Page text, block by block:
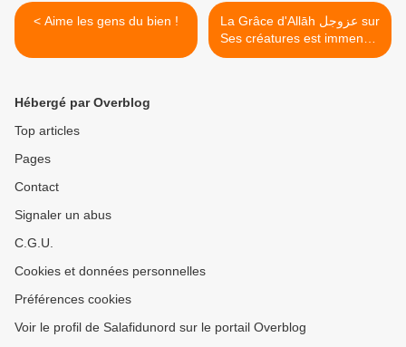
< Aime les gens du bien !
La Grâce d'Allāh عزوجل sur
Ses créatures est immense.
>
Hébergé par Overblog
Top articles
Pages
Contact
Signaler un abus
C.G.U.
Cookies et données personnelles
Préférences cookies
Voir le profil de Salafidunord sur le portail Overblog